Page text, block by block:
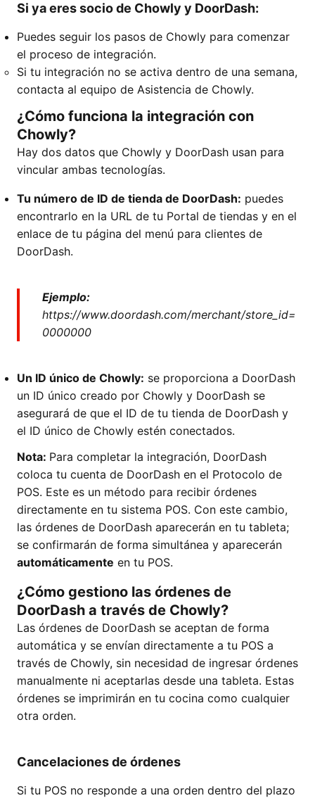
Si ya eres socio de Chowly y DoorDash:
Puedes seguir los pasos de Chowly para comenzar
el proceso de integración.
Si tu integración no se activa dentro de una semana,
contacta al equipo de Asistencia de Chowly.
¿Cómo funciona la integración con
Chowly?
Hay dos datos que Chowly y DoorDash usan para
vincular ambas tecnologías.
Tu número de ID de tienda de DoorDash: puedes
encontrarlo en la URL de tu Portal de tiendas y en el
enlace de tu página del menú para clientes de
DoorDash.
Ejemplo:
https://www.doordash.com/merchant/store_id=
0000000
Un ID único de Chowly: se proporciona a DoorDash
un ID único creado por Chowly y DoorDash se
asegurará de que el ID de tu tienda de DoorDash y
el ID único de Chowly estén conectados.
Nota: Para completar la integración, DoorDash
coloca tu cuenta de DoorDash en el Protocolo de
POS. Este es un método para recibir órdenes
directamente en tu sistema POS. Con este cambio,
las órdenes de DoorDash aparecerán en tu tableta;
se confirmarán de forma simultánea y aparecerán
automáticamente en tu POS.
¿Cómo gestiono las órdenes de
DoorDash a través de Chowly?
Las órdenes de DoorDash se aceptan de forma
automática y se envían directamente a tu POS a
través de Chowly, sin necesidad de ingresar órdenes
manualmente ni aceptarlas desde una tableta. Estas
órdenes se imprimirán en tu cocina como cualquier
otra orden.
Cancelaciones de órdenes
Si tu POS no responde a una orden dentro del plazo